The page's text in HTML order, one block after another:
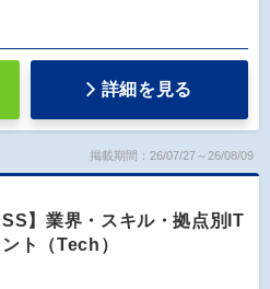
詳細を見る
掲載期間：26/07/27～26/08/09
SS】業界・スキル・拠点別IT
ト（Tech）